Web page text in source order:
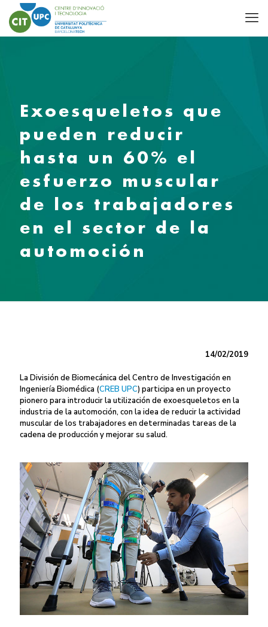
Exoesqueletos que
pueden reducir
hasta un 60% el
esfuerzo muscular
de los trabajadores
en el sector de la
automoción
14/02/2019
La División de Biomecánica del Centro de Investigación en
Ingeniería Biomédica (CREB UPC) participa en un proyecto
pionero para introducir la utilización de exoesqueletos en la
industria de la automoción, con la idea de reducir la actividad
muscular de los trabajadores en determinadas tareas de la
cadena de producción y mejorar su salud.